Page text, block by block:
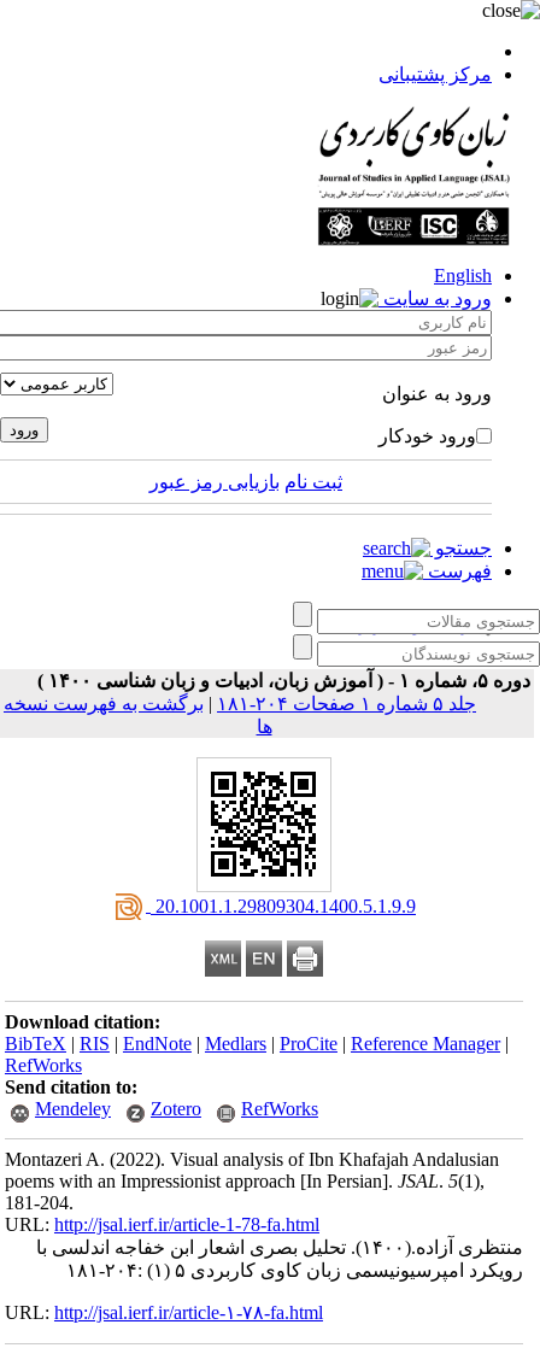
مرکز پشتیبانی
English
ورود به سایت
ورود به عنوان
ورود خودکار
ثبت نام بازیابی رمز عبور
جستجو
فهرست
زبان‌ کاوی کاربردی
شماره ۱ - ( آموزش زبان، ادبیات و زبان شناسی ۱۴۰۰ )
جلد ۵ شماره ۱ صفحات ۲۰۴-۱۸۱
| برگشت به فهرست نسخه
ها
‎ 20.1001.1.29809304.1400.5.1.9.9
Download citation:
BibTeX |RIS |EndNote |Medlars |ProCite |Reference Manager
RefWorks
Send citation to:
Mendeley
Zotero RefWorks
Montazeri A.(2022).Visual analysis of Ibn Khafajah Andalusian
poems with an Impressionist approach [In Persian].JSAL.5(1)
181-204.
URL:http://jsal.ierf.ir/article-1-78-fa.html
منتظری آزاده.(۱۴۰۰).
تحلیل بصری اشعار ابن خفاجه اندلسی با
رویکرد امپرسیونیسمی زبان کاوی کاربردی ۵ (۱) :۲۰۴-۱۸۱
URL:http://jsal.ierf.ir/article-۱-۷۸-fa.html